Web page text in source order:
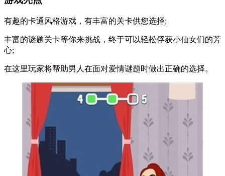
有趣的卡通风格游戏，有丰富的关卡供您选择;
丰富的谜题关卡等你来挑战，终于可以轻松俘获小仙女们的芳
心;
在这里玩家将帮助男人在面对爱情谜题时做出正确的选择。